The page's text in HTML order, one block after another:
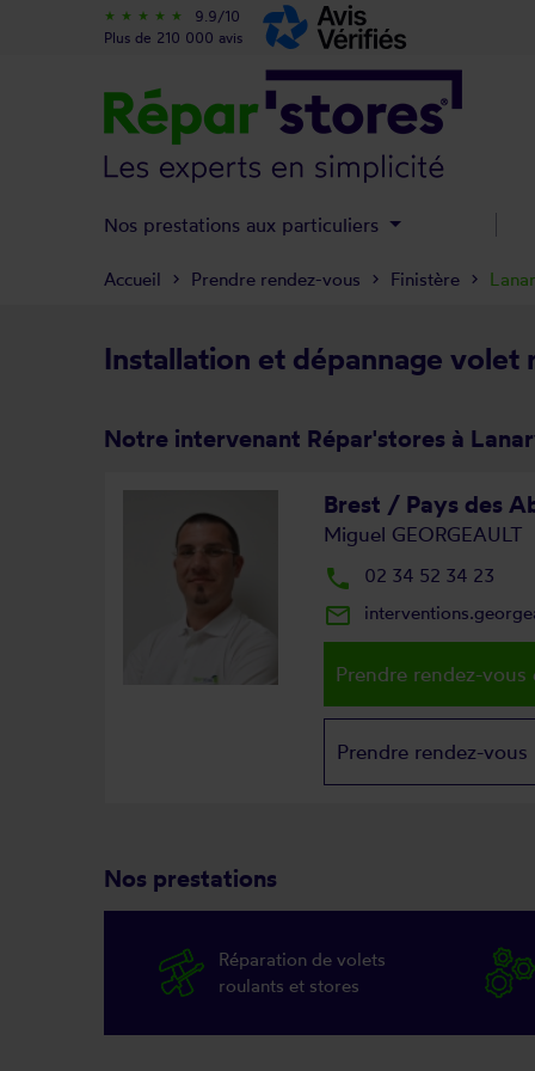
Installation et dépannage volet
Notre intervenant Répar'stores à
Brest / Pays des
Miguel GEORGEAULT
local_phone 02 34 52 34 23
mail_outline
Prendre rendez-vous
Prendre rendez-vous
Nos prestations
Réparation de volets
roulants et stores
Accueil Prendre rendez-vous Finistère
star_rate star_rate star_rate star_rate star_rate
9.9/10
Plus de 210 000 avis
Nos prestations aux particuliers